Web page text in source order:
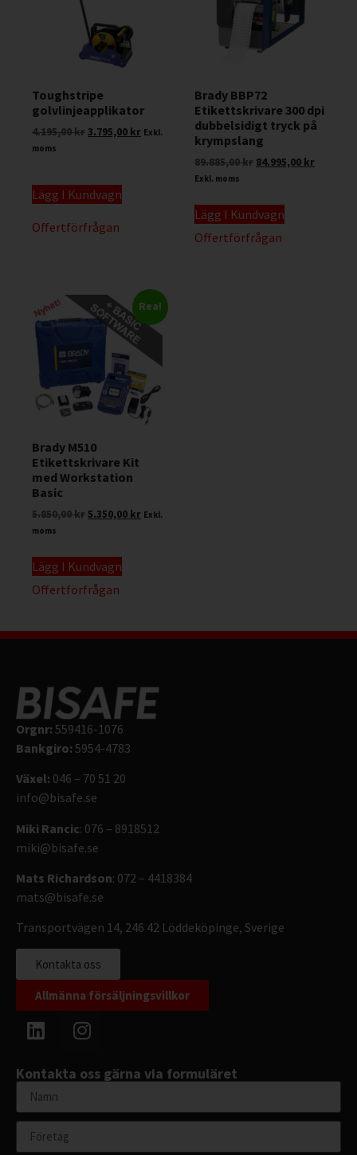
Toughstripe
golvlinjeapplikator
4.195,00kr3.795,00 kr Exkl.
moms
Lägg I Kundvagn
Offertförfrågan
Brady BBP72
Etikettskrivare 300 dpi
dubbelsidigt tryck på
krympslang
89.885,00kr 84.995,00 kr
Exkl. moms
Lägg I Kundvagn
Offertförfrågan
Rea!
Brady M510
Etikettskrivare Kit
med Workstation
Basic
5.850,00kr5.350,00 kr Exkl.
moms
Lägg I Kundvagn
Offertförfrågan
Orgnr: 559416-1076
Bankgiro: 5954-4783
Växel: 046 – 70 51 20
info@bisafe.se
Miki Rancic: 076 – 8918512
miki@bisafe.se
Mats Richardson: 072 – 4418384
mats@bisafe.se
Transportvägen 14, 246 42 Löddeköpinge, Sverige
Kontakta oss
Allmänna försäljningsvillkor
Kontakta oss gärna via formuläret